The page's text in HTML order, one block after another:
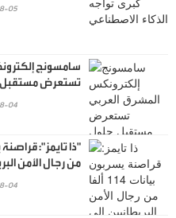
05
سامسونج
تستعرض مستقبل
الذكية أمام نخبة
04
من رجال الأمن
04